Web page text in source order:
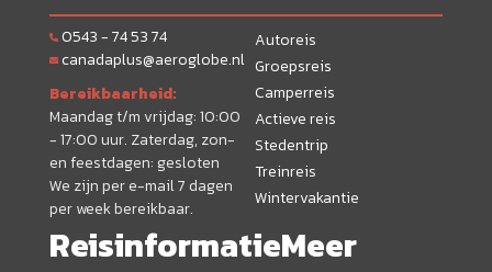
0543 - 74 53 74
canadaplus@aeroglobe.nl
Bereikbaarheid:
Maandag t/m vrijdag: 10:00
- 17:00 uur. Zaterdag, zon-
en feestdagen: gesloten
We zijn per e-mail 7 dagen
per week bereikbaar.
Autoreis
Groepsreis
Camperreis
Actieve reis
Stedentrip
Treinreis
Wintervakantie
ReisinformatieMeer